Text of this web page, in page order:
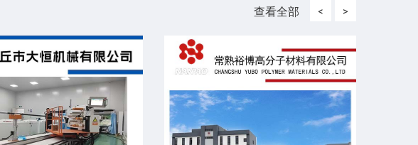
查看全部 < >